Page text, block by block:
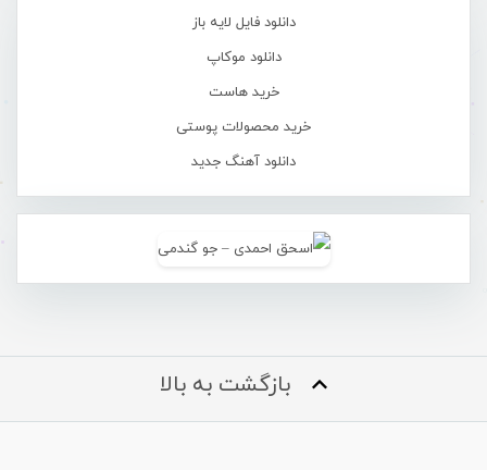
دانلود فایل لایه باز
دانلود موکاپ
خرید هاست
خرید محصولات پوستی
دانلود آهنگ جدید
بازگشت به بالا